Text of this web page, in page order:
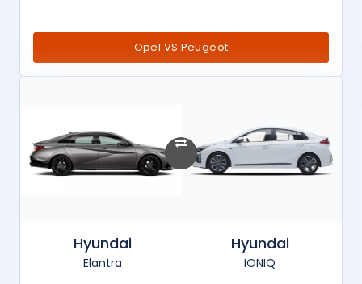
Opel VS Peugeot
Hyundai
IONIQ
Hyundai
Elantra